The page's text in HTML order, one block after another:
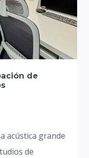
de
acústica grande
de